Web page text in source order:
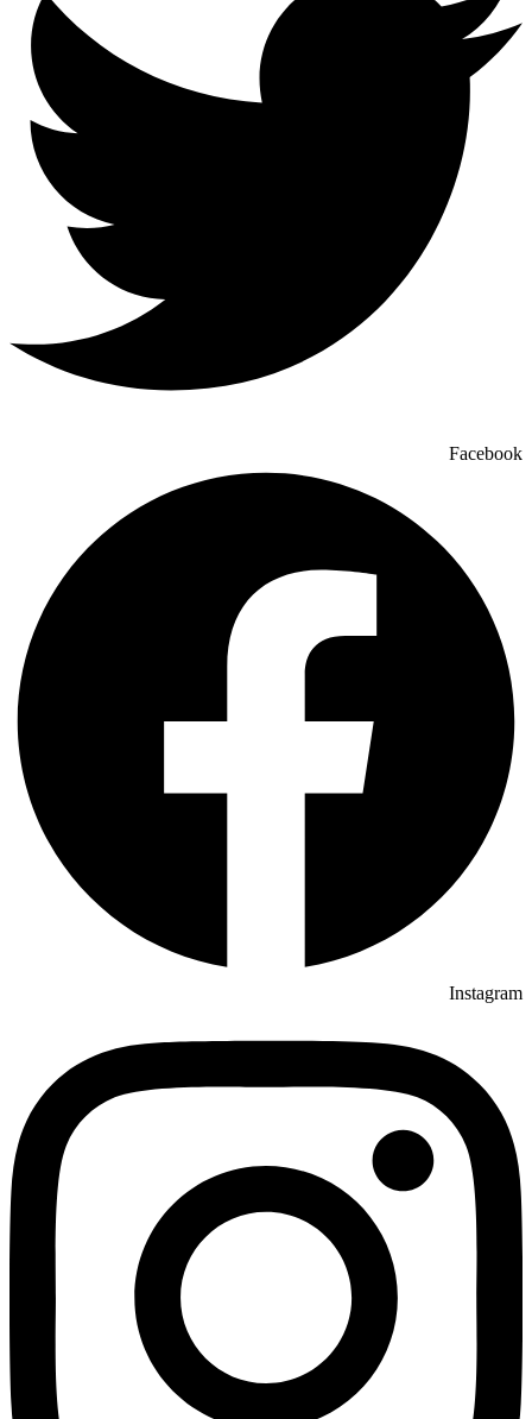
Facebook
Instagram